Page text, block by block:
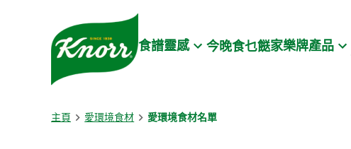
Skip to:
食譜靈感 今晚食乜餸家樂牌產品
主頁 愛環境食材 愛環境食材名單